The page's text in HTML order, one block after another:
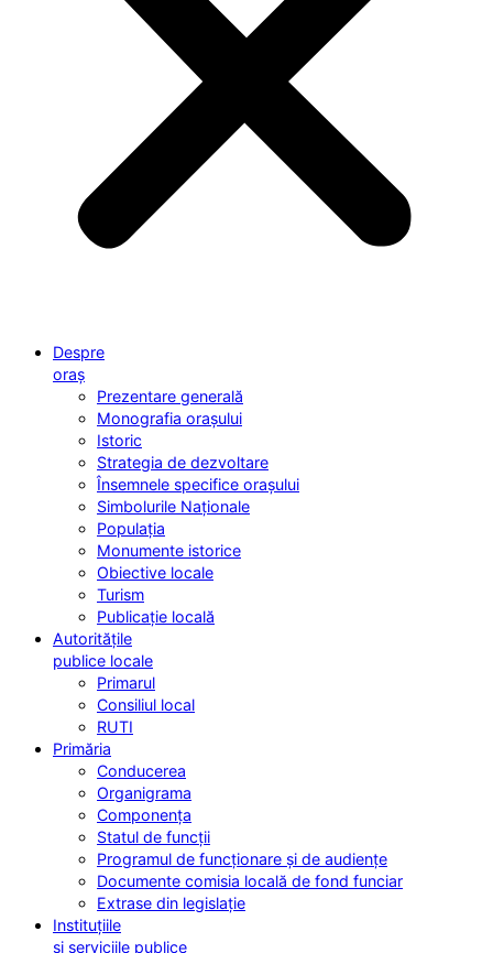
Despre
oraș
Prezentare generală
Monografia orașului
Istoric
Strategia de dezvoltare
Însemnele specifice orașului
Simbolurile Naționale
Populația
Monumente istorice
Obiective locale
Turism
Publicație locală
Autoritățile
publice locale
Primarul
Consiliul local
RUTI
Primăria
Conducerea
Organigrama
Componența
Statul de funcții
Programul de funcționare și de audiențe
Documente comisia locală de fond funciar
Extrase din legislație
Instituțiile
și serviciile publice